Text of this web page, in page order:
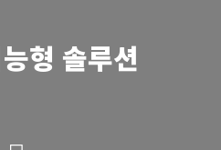
형 솔루션